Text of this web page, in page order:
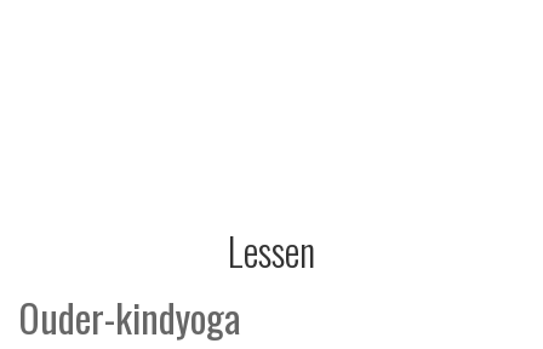
TARIEVEN
Lessen
Ouder-kindyoga